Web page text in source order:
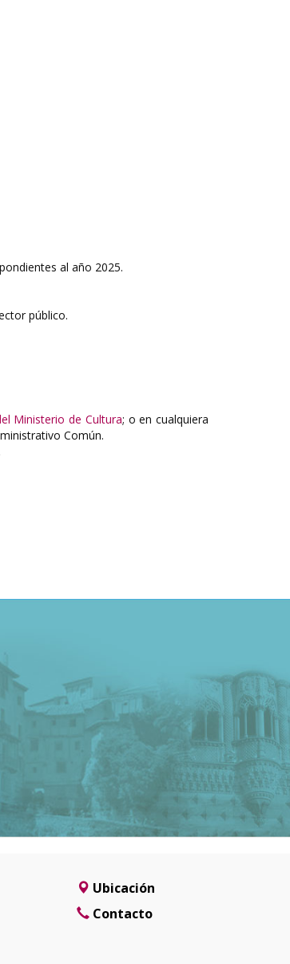
al año 2025.
público.
Ministerio de Cultura; o en cualquiera
Común.
Ubicación
Contacto